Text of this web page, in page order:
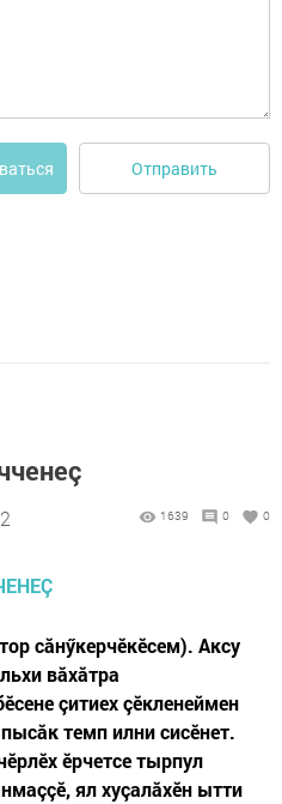
Отправить
1639 0 0
сăнӳкерчӗкӗсем). Аксу
вăхăтра
çитиех çӗкленеймен
темп илни сисӗнет.
ӗрчетсе тырпул
ял хуçалăхӗн ытти